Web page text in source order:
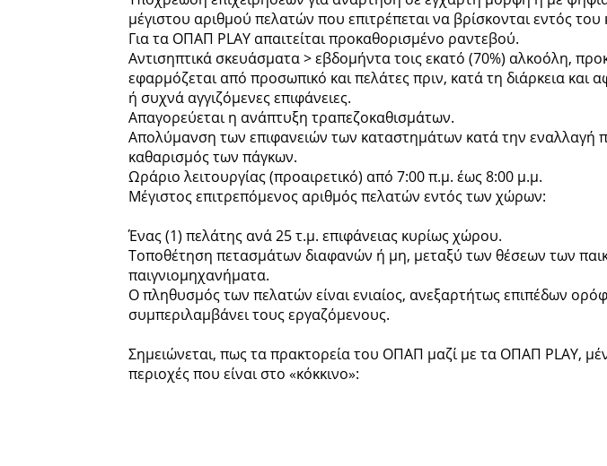
μέγιστου αριθμού πελατών που επιτρέπεται να βρίσκονται εντός
Για τα ΟΠΑΠ PLAY απαιτείται προκαθορισμένο ραντεβού.
Αντισηπτικά σκευάσματα > εβδομήντα τοις εκατό (70%) αλκοόλη,
εφαρμόζεται από προσωπικό και πελάτες πριν, κατά τη διάρκεια και
ή συχνά αγγιζόμενες επιφάνειες.
Απαγορεύεται η ανάπτυξη τραπεζοκαθισμάτων.
Απολύμανση των επιφανειών των καταστημάτων κατά την εναλλαγή
καθαρισμός των πάγκων.
Ωράριο λειτουργίας (προαιρετικό) από 7:00 π.μ. έως 8:00 μ.μ.
Μέγιστος επιτρεπόμενος αριθμός πελατών εντός των χώρων:
Ένας (1) πελάτης ανά 25 τ.μ. επιφάνειας κυρίως χώρου.
Τοποθέτηση πετασμάτων διαφανών ή μη, μεταξύ των θέσεων των
παιγνιομηχανήματα.
Ο πληθυσμός των πελατών είναι ενιαίος, ανεξαρτήτως επιπέδων
συμπεριλαμβάνει τους εργαζόμενους.
Σημειώνεται, πως τα πρακτορεία του ΟΠΑΠ μαζί με τα ΟΠΑΠ PLAY,
περιοχές που είναι στο «κόκκινο»: